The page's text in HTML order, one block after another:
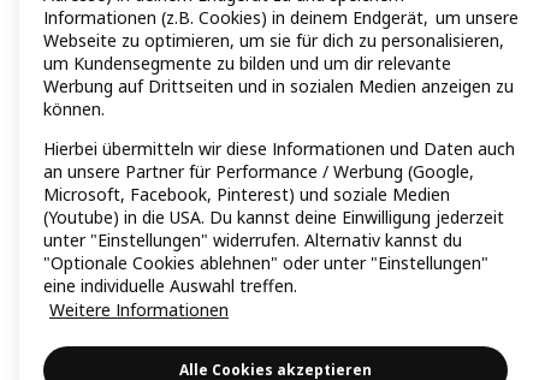
Informationen (z.B. Cookies) in deinem Endgerät, um unsere
Webseite zu optimieren, um sie für dich zu personalisieren,
um Kundensegmente zu bilden und um dir relevante
Werbung auf Drittseiten und in sozialen Medien anzeigen zu
können.
Hierbei übermitteln wir diese Informationen und Daten auch
an unsere Partner für Performance / Werbung (Google,
Microsoft, Facebook, Pinterest) und soziale Medien
(Youtube) in die USA. Du kannst deine Einwilligung jederzeit
unter "Einstellungen" widerrufen. Alternativ kannst du
"Optionale Cookies ablehnen" oder unter "Einstellungen"
eine individuelle Auswahl treffen.
Weitere Informationen
Alle Cookies akzeptieren